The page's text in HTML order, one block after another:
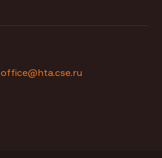
office@hta.cse.ru